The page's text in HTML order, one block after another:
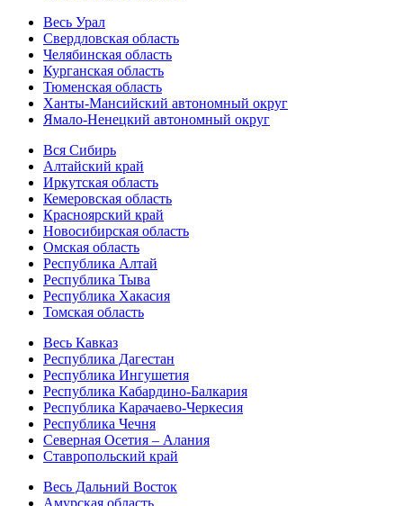
Весь Урал
Свердловская область
Челябинская область
Курганская область
Тюменская область
Ханты-Мансийский автономный округ
Ямало-Ненецкий автономный округ
Вся Сибирь
Алтайский край
Иркутская область
Кемеровская область
Красноярский край
Новосибирская область
Омская область
Республика Алтай
Республика Тыва
Республика Хакасия
Томская область
Весь Кавказ
Республика Дагестан
Республика Ингушетия
Республика Кабардино-Балкария
Республика Карачаево-Черкесия
Республика Чечня
Северная Осетия – Алания
Ставропольский край
Весь Дальний Восток
Амурская область